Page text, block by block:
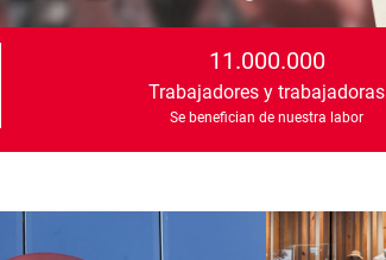
11.000.000
Trabajadores y trabajadoras
Se benefician de nuestra labor